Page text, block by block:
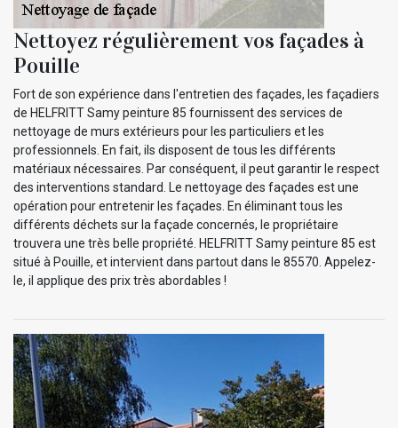
Nettoyez régulièrement vos façades à
Pouille
Fort de son expérience dans l'entretien des façades, les façadiers
de HELFRITT Samy peinture 85 fournissent des services de
nettoyage de murs extérieurs pour les particuliers et les
professionnels. En fait, ils disposent de tous les différents
matériaux nécessaires. Par conséquent, il peut garantir le respect
des interventions standard. Le nettoyage des façades est une
opération pour entretenir les façades. En éliminant tous les
différents déchets sur la façade concernés, le propriétaire
trouvera une très belle propriété. HELFRITT Samy peinture 85 est
situé à Pouille, et intervient dans partout dans le 85570. Appelez-
le, il applique des prix très abordables !